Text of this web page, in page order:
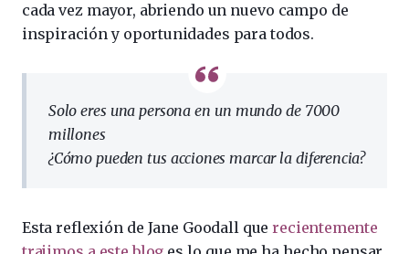
cada vez mayor, abriendo un nuevo campo de
inspiración y oportunidades para todos.
Solo eres una persona en un mundo de 7000
millones
¿Cómo pueden tus acciones marcar la diferencia?
Esta reflexión de Jane Goodall querecientemente